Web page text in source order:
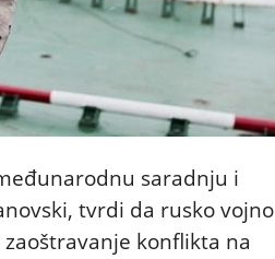
saradnju i
tvrdi da rusko vojno
konflikta na